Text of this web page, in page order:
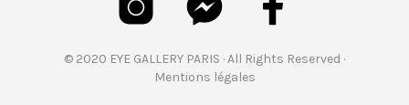
© 2020 EYE GALLERY PARIS · All Rights Reserved ·
Mentions légales